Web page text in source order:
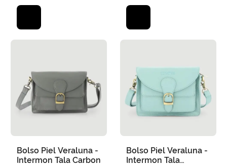
Bolso Piel Veraluna -
Intermon Tala Carbon
Bolso Piel Veraluna -
Intermon Tala